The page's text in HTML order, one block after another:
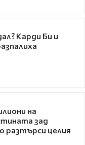
Карди Би и
на
зад
разтърси целия